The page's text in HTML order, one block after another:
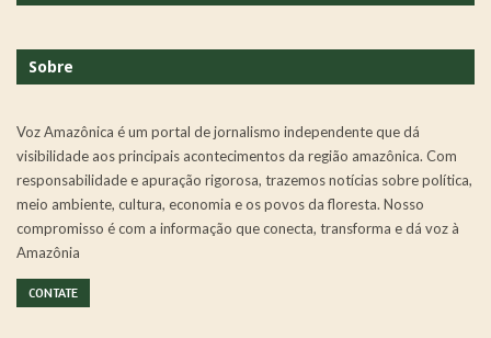
Sobre
Voz Amazônica é um portal de jornalismo independente que dá
visibilidade aos principais acontecimentos da região amazônica. Com
responsabilidade e apuração rigorosa, trazemos notícias sobre política,
meio ambiente, cultura, economia e os povos da floresta. Nosso
compromisso é com a informação que conecta, transforma e dá voz à
Amazônia
CONTATE